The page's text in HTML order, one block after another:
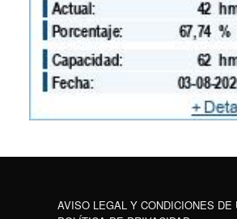
AVISO LEGAL Y CONDICIONES DE